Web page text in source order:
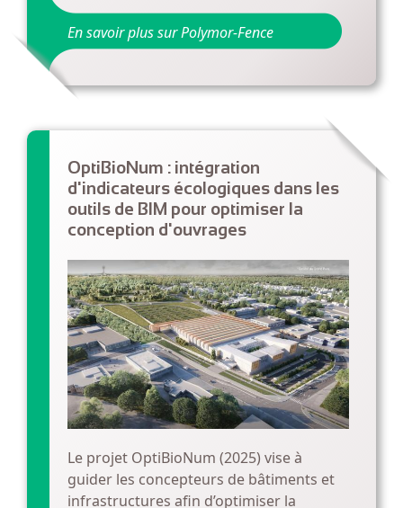
En savoir plus sur Polymor-Fence
OptiBioNum : intégration
d'indicateurs écologiques dans les
outils de BIM pour optimiser la
conception d'ouvrages
Le projet OptiBioNum (2025) vise à
guider les concepteurs de bâtiments et
infrastructures afin d’optimiser la